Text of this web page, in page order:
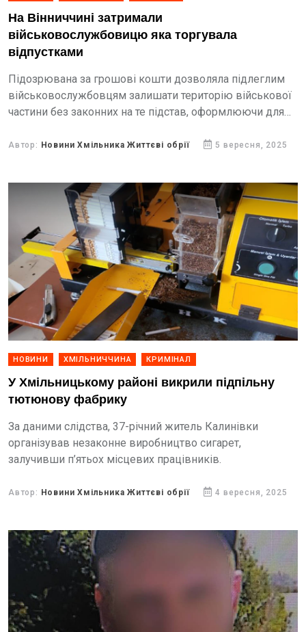
На Вінниччині затримали
військовослужбовицю яка торгувала
відпустками
Підозрювана за грошові кошти дозволяла підлеглим
військовослужбовцям залишати територію військової
частини без законних на те підстав, оформлюючи для
Автор: Новини Хмільника Життєві обрії 5 вересня, 2025
НОВИНИ ХМІЛЬНИЧЧИНА КРИМІНАЛ
У Хмільницькому районі викрили підпільну
тютюнову фабрику
За даними слідства, 37-річний житель Калинівки
організував незаконне виробництво сигарет,
залучивши п’ятьох місцевих працівників.
Автор: Новини Хмільника Життєві обрії 4 вересня, 2025